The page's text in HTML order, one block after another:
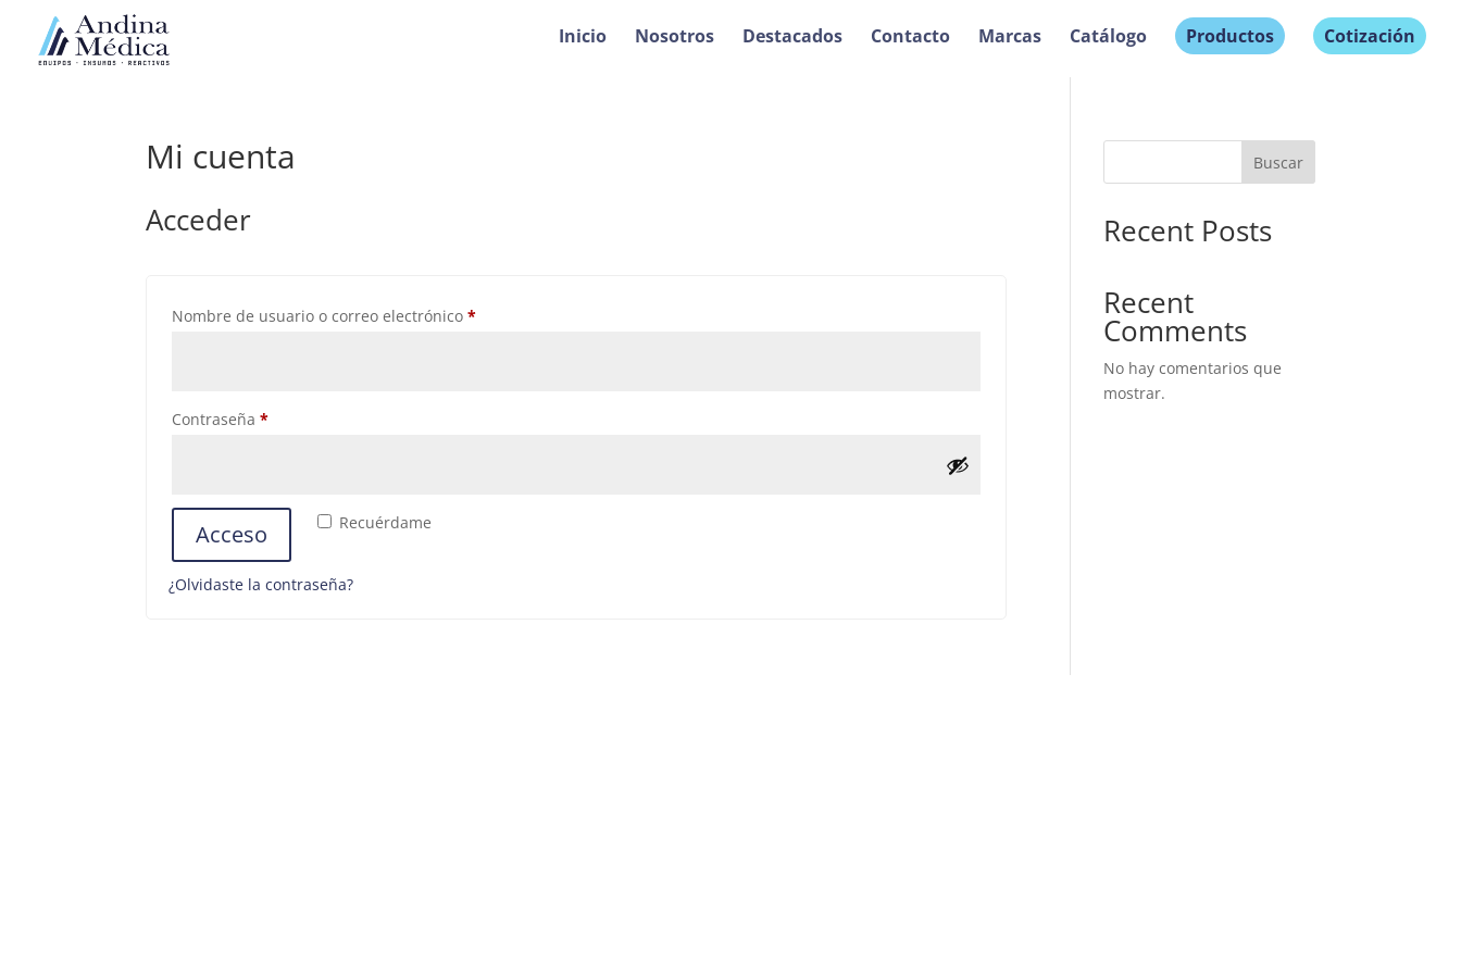
Inicio Nosotros Destacados Contacto Marcas Catálogo Productos Cotización
Mi cuenta
Acceder
Nombre de usuario o correo electrónico*Obligatorio
Contraseña*Obligatorio
Recuérdame
Acceso
¿Olvidaste la contraseña?
Buscar
Recent Posts
Recent
Comments
No hay comentarios que
mostrar.